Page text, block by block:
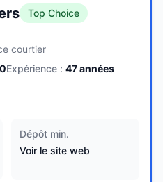
Top Choice
courtier
Expérience : 47années
Dépôt min.
Voir le site web